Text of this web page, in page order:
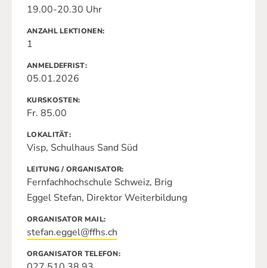
19.00-20.30 Uhr
ANZAHL LEKTIONEN
1
ANMELDEFRIST
05.01.2026
KURSKOSTEN
Fr. 85.00
LOKALITÄT
Visp, Schulhaus Sand Süd
LEITUNG / ORGANISATOR
Fernfachhochschule Schweiz, Brig
Eggel Stefan, Direktor Weiterbildung
ORGANISATOR MAIL
stefan.eggel@ffhs.ch
ORGANISATOR TELEFON